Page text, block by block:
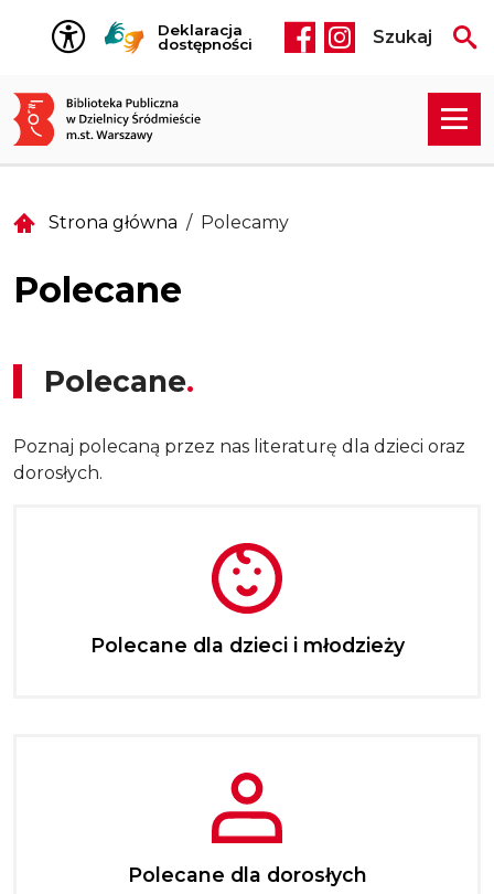
Przejdź do treści
Deklaracja
dostępności
Social media
Szukaj
Strona główna Polecamy
Polecane
Polecane
Poznaj polecaną przez nas literaturę dla dzieci oraz
dorosłych.
Polecane dla dzieci i młodzieży
Polecane dla dorosłych